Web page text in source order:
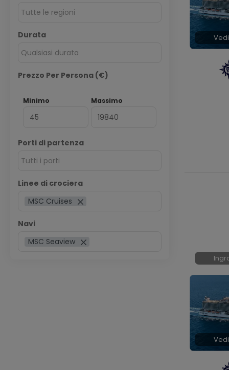
Tutte le regioni
Durata
Qualsiasi durata
Prezzo Per Persona (€)
Minimo Massimo
Porti di partenza
Tutti i porti
Linee di crociera
MSC Cruises
Navi
MSC Seaview